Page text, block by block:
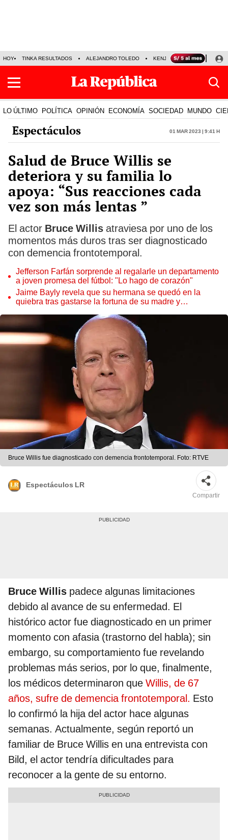
HOY TINKA RESULTADOS ALEJANDRO TOLEDO KENJI FUJIMORI
LO ÚLTIMO POLÍTICA OPINIÓN ECONOMÍA SOCIEDAD MUNDO
Espectáculos 01 Mar 2023 | 9:41 h
Salud de Bruce Willis se
deteriora y su familia lo
apoya: “Sus reacciones cada
vez son más lentas ”
El actor Bruce Willis atraviesa por uno de los
momentos más duros tras ser diagnosticado
con demencia frontotemporal.
Jefferson Farfán sorprende al regalarle un departamento
a joven promesa del fútbol: "Lo hago de corazón"
Jaime Bayly revela que su hermana se quedó en la
quiebra tras gastarse la fortuna de su madre y
Bruce Willis fue diagnosticado con demencia frontotemporal. Foto: RTVE
Espectáculos LR
Compartir
Bruce Willis padece algunas limitaciones
debido al avance de su enfermedad. El
histórico actor fue diagnosticado en un primer
momento con afasia (trastorno del habla); sin
embargo, su comportamiento fue revelando
problemas más serios, por lo que, finalmente,
los médicos determinaron que Willis, de 67
años, sufre de demencia frontotemporal. Esto
lo confirmó la hija del actor hace algunas
semanas. Actualmente, según reportó un
familiar de Bruce Willis en una entrevista con
Bild, el actor tendría dificultades para
reconocer a la gente de su entorno.